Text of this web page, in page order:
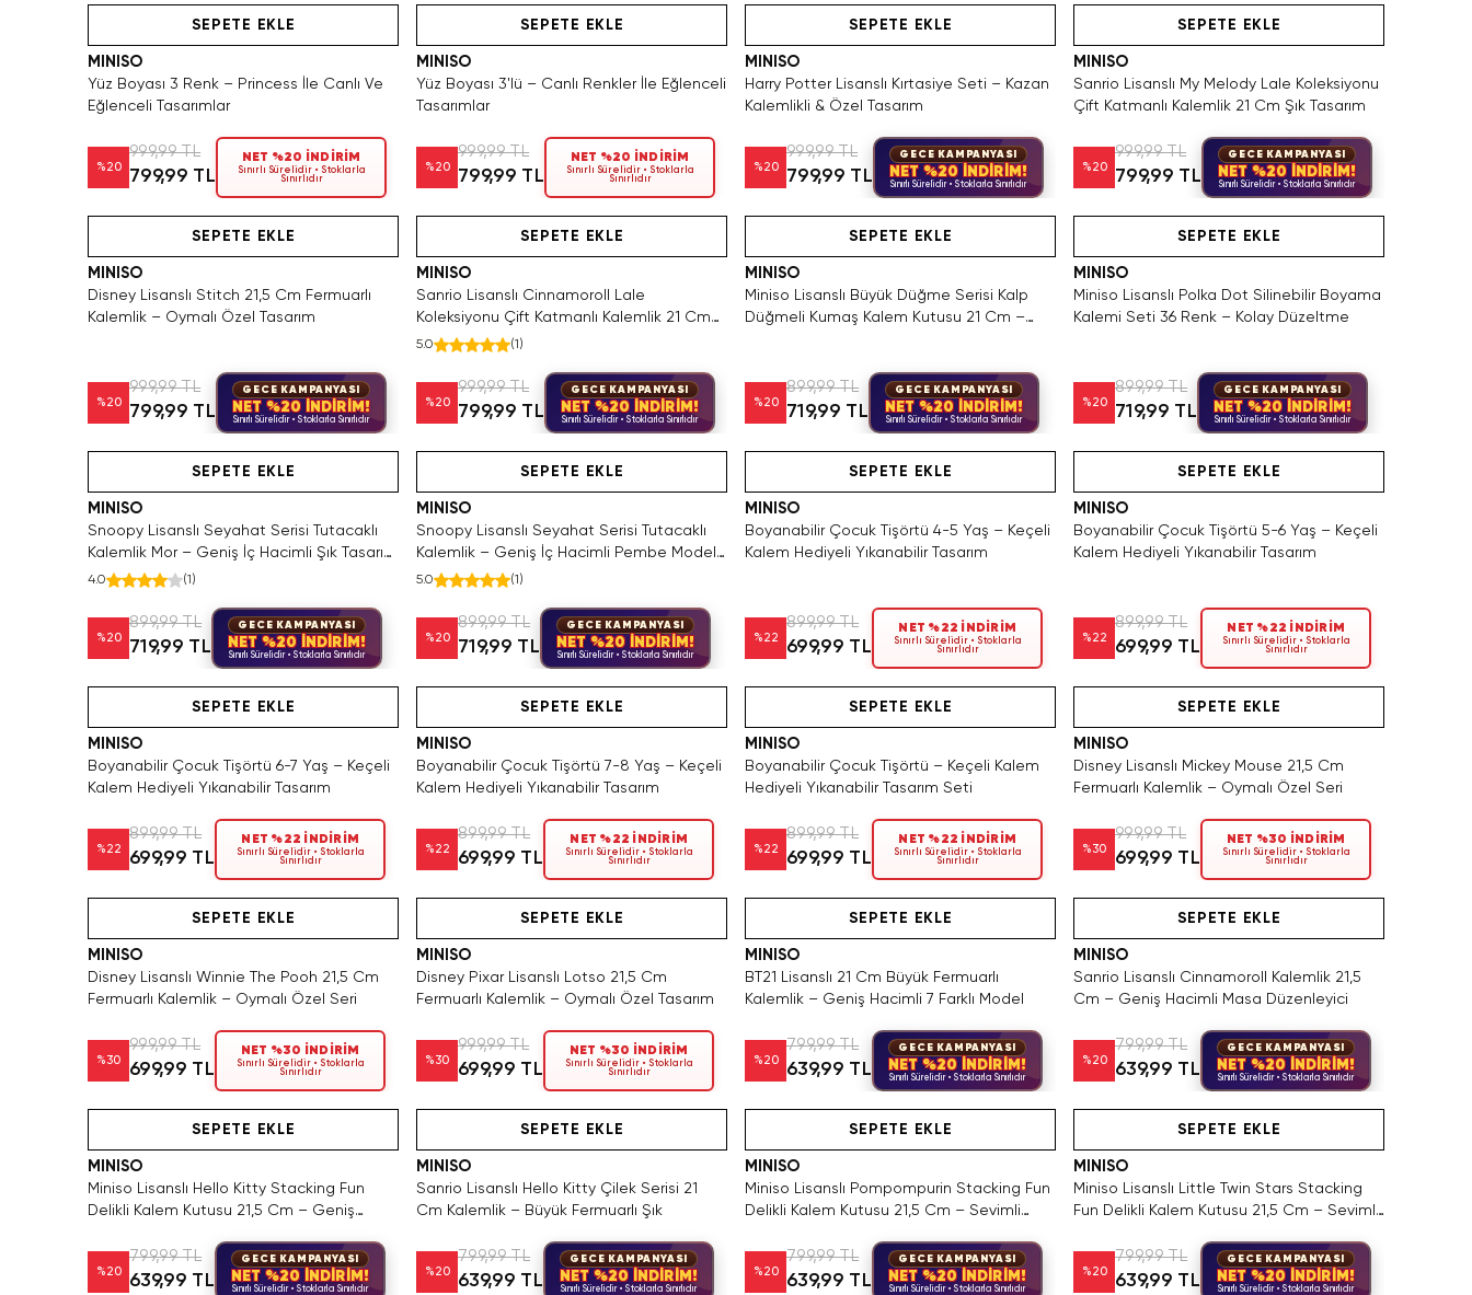
SEPETE EKLE
MINISO
Yüz Boyası 3 Renk – Princess İle Canlı Ve
Eğlenceli Tasarımlar
%20
999,99 TL
799,99 TL
NET %20 İNDİRİM
Sınırlı Sürelidir • Stoklarla
Sınırlıdır
SEPETE EKLE
MINISO
Yüz Boyası 3'lü – Canlı Renkler İle Eğlenceli
Tasarımlar
%20
999,99 TL
799,99 TL
NET %20 İNDİRİM
Sınırlı Sürelidir • Stoklarla
Sınırlıdır
SEPETE EKLE
MINISO
Harry Potter Lisanslı Kırtasiye Seti – Kazan
Kalemlikli & Özel Tasarım
%20
999,99 TL
799,99 TL
GECE KAMPANYASI
NET %20 İNDİRİM!
Sınırlı Sürelidir • Stoklarla Sınırlıdır
SEPETE EKLE
MINISO
Sanrio Lisanslı My Melody Lale Koleksiyonu
Çift Katmanlı Kalemlik 21 Cm Şık Tasarım
%20
999,99 TL
799,99 TL
GECE KAMPANYASI
NET %20 İNDİRİM!
Sınırlı Sürelidir • Stoklarla Sınırlıdır
SEPETE EKLE
MINISO
Disney Lisanslı Stitch 21,5 Cm Fermuarlı
Kalemlik – Oymalı Özel Tasarım
%20
999,99 TL
799,99 TL
GECE KAMPANYASI
NET %20 İNDİRİM!
Sınırlı Sürelidir • Stoklarla Sınırlıdır
SEPETE EKLE
MINISO
Sanrio Lisanslı Cinnamoroll Lale
Koleksiyonu Çift Katmanlı Kalemlik 21 Cm
Şık Tasarım
5.0 (1 )
%20
999,99 TL
799,99 TL
GECE KAMPANYASI
NET %20 İNDİRİM!
Sınırlı Sürelidir • Stoklarla Sınırlıdır
SEPETE EKLE
MINISO
Miniso Lisanslı Büyük Düğme Serisi Kalp
Düğmeli Kumaş Kalem Kutusu 21 Cm –
%20
899,99 TL
719,99 TL
GECE KAMPANYASI
NET %20 İNDİRİM!
Sınırlı Sürelidir • Stoklarla Sınırlıdır
SEPETE EKLE
MINISO
Miniso Lisanslı Polka Dot Silinebilir Boyama
Kalemi Seti 36 Renk – Kolay Düzeltme
%20
899,99 TL
719,99 TL
GECE KAMPANYASI
NET %20 İNDİRİM!
Sınırlı Sürelidir • Stoklarla Sınırlıdır
SEPETE EKLE
MINISO
Snoopy Lisanslı Seyahat Serisi Tutacaklı
Kalemlik Mor – Geniş İç Hacimli Şık Tasarım
20,5 Cm
4.0 (1 )
%20
899,99 TL
719,99 TL
GECE KAMPANYASI
NET %20 İNDİRİM!
Sınırlı Sürelidir • Stoklarla Sınırlıdır
SEPETE EKLE
MINISO
Snoopy Lisanslı Seyahat Serisi Tutacaklı
Kalemlik – Geniş İç Hacimli Pembe Model
20,5 Cm
5.0 (1 )
%20
899,99 TL
719,99 TL
GECE KAMPANYASI
NET %20 İNDİRİM!
Sınırlı Sürelidir • Stoklarla Sınırlıdır
SEPETE EKLE
MINISO
Boyanabilir Çocuk Tişörtü 4-5 Yaş – Keçeli
Kalem Hediyeli Yıkanabilir Tasarım
%22
899,99 TL
699,99 TL
NET %22 İNDİRİM
Sınırlı Sürelidir • Stoklarla
Sınırlıdır
SEPETE EKLE
MINISO
Boyanabilir Çocuk Tişörtü 5-6 Yaş – Keçeli
Kalem Hediyeli Yıkanabilir Tasarım
%22
899,99 TL
699,99 TL
NET %22 İNDİRİM
Sınırlı Sürelidir • Stoklarla
Sınırlıdır
SEPETE EKLE
MINISO
Boyanabilir Çocuk Tişörtü 6-7 Yaş – Keçeli
Kalem Hediyeli Yıkanabilir Tasarım
%22
899,99 TL
699,99 TL
NET %22 İNDİRİM
Sınırlı Sürelidir • Stoklarla
Sınırlıdır
SEPETE EKLE
MINISO
Boyanabilir Çocuk Tişörtü 7-8 Yaş – Keçeli
Kalem Hediyeli Yıkanabilir Tasarım
%22
899,99 TL
699,99 TL
NET %22 İNDİRİM
Sınırlı Sürelidir • Stoklarla
Sınırlıdır
SEPETE EKLE
MINISO
Boyanabilir Çocuk Tişörtü – Keçeli Kalem
Hediyeli Yıkanabilir Tasarım Seti
%22
899,99 TL
699,99 TL
NET %22 İNDİRİM
Sınırlı Sürelidir • Stoklarla
Sınırlıdır
SEPETE EKLE
MINISO
Disney Lisanslı Mickey Mouse 21,5 Cm
Fermuarlı Kalemlik – Oymalı Özel Seri
%30
999,99 TL
699,99 TL
NET %30 İNDİRİM
Sınırlı Sürelidir • Stoklarla
Sınırlıdır
SEPETE EKLE
MINISO
Disney Lisanslı Winnie The Pooh 21,5 Cm
Fermuarlı Kalemlik – Oymalı Özel Seri
%30
999,99 TL
699,99 TL
NET %30 İNDİRİM
Sınırlı Sürelidir • Stoklarla
Sınırlıdır
SEPETE EKLE
MINISO
Disney Pixar Lisanslı Lotso 21,5 Cm
Fermuarlı Kalemlik – Oymalı Özel Tasarım
%30
999,99 TL
699,99 TL
NET %30 İNDİRİM
Sınırlı Sürelidir • Stoklarla
Sınırlıdır
SEPETE EKLE
MINISO
BT21 Lisanslı 21 Cm Büyük Fermuarlı
Kalemlik – Geniş Hacimli 7 Farklı Model
%20
799,99 TL
639,99 TL
GECE KAMPANYASI
NET %20 İNDİRİM!
Sınırlı Sürelidir • Stoklarla Sınırlıdır
SEPETE EKLE
MINISO
Sanrio Lisanslı Cinnamoroll Kalemlik 21,5
Cm – Geniş Hacimli Masa Düzenleyici
%20
799,99 TL
639,99 TL
GECE KAMPANYASI
NET %20 İNDİRİM!
Sınırlı Sürelidir • Stoklarla Sınırlıdır
SEPETE EKLE
MINISO
Miniso Lisanslı Hello Kitty Stacking Fun
Delikli Kalem Kutusu 21,5 Cm – Geniş
%20
799,99 TL
639,99 TL
GECE KAMPANYASI
NET %20 İNDİRİM!
Sınırlı Sürelidir • Stoklarla Sınırlıdır
SEPETE EKLE
MINISO
Sanrio Lisanslı Hello Kitty Çilek Serisi 21
Cm Kalemlik – Büyük Fermuarlı Şık
%20
799,99 TL
639,99 TL
GECE KAMPANYASI
NET %20 İNDİRİM!
Sınırlı Sürelidir • Stoklarla Sınırlıdır
SEPETE EKLE
MINISO
Miniso Lisanslı Pompompurin Stacking Fun
Delikli Kalem Kutusu 21,5 Cm – Sevimli
%20
799,99 TL
639,99 TL
GECE KAMPANYASI
NET %20 İNDİRİM!
Sınırlı Sürelidir • Stoklarla Sınırlıdır
SEPETE EKLE
MINISO
Miniso Lisanslı Little Twin Stars Stacking
Fun Delikli Kalem Kutusu 21,5 Cm – Sevimli
%20
799,99 TL
639,99 TL
GECE KAMPANYASI
NET %20 İNDİRİM!
Sınırlı Sürelidir • Stoklarla Sınırlıdır